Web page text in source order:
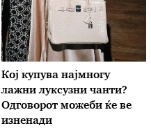
Кој купува најмногу
лажни луксузни чанти?
Одговорот можеби ќе ве
изненади